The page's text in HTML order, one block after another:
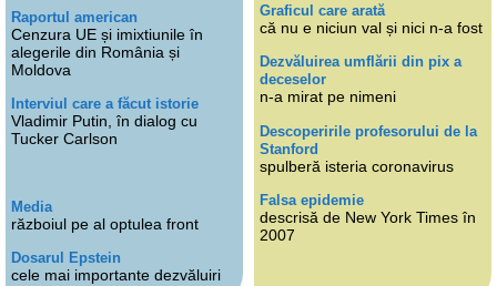
Raportul american
Cenzura UE și imixtiunile în
alegerile din România și
Moldova
Interviul care a făcut istorie
Vladimir Putin, în dialog cu
Tucker Carlson
Media
războiul pe al optulea front
Dosarul Epstein
cele mai importante dezvăluiri
Graficul care arată
că nu e niciun val și nici n-a fost
Dezvăluirea umflării din pix a
deceselor
n-a mirat pe nimeni
Descoperirile profesorului de la
Stanford
spulberă isteria coronavirus
Falsa epidemie
descrisă de New York Times în
2007